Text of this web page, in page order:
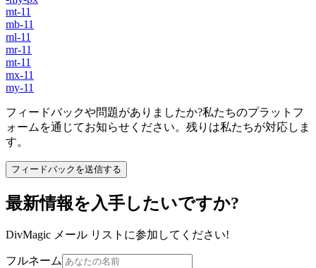
mt-11
mb-11
ml-11
mr-11
mt-11
mx-11
my-11
フィードバックや問題がありましたか?私たちのプラットフ
ォームを通じてお知らせください。残りは私たちが対応しま
す。
フィードバックを送信する
最新情報を入手したいですか?
DivMagic メール リストに参加してください!
フルネーム